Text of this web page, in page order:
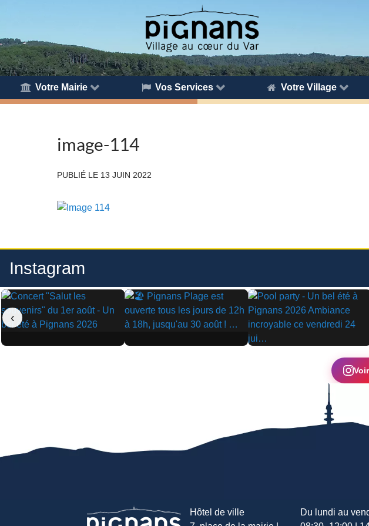
Votre Mairie Vos Services Votre Village
image-114
PUBLIÉ LE 13 JUIN 2022
Instagram
▶ ▶
▶
‹
Hôtel de ville
Du lundi au